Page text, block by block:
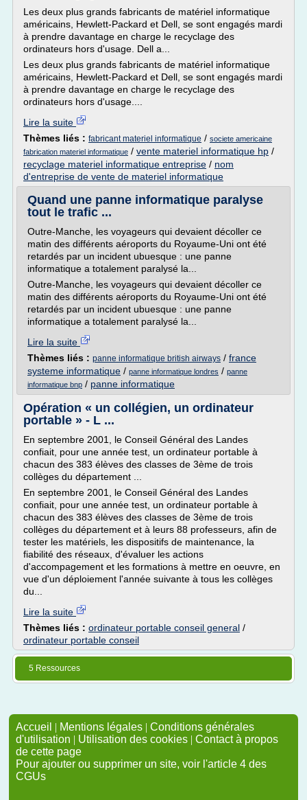
Les deux plus grands fabricants de matériel informatique
américains, Hewlett-Packard et Dell, se sont engagés mardi
à prendre davantage en charge le recyclage des
ordinateurs hors d'usage. Dell a...
Les deux plus grands fabricants de matériel informatique
américains, Hewlett-Packard et Dell, se sont engagés mardi
à prendre davantage en charge le recyclage des
ordinateurs hors d'usage....
Lire la suite
Thèmes liés : fabricant materiel informatique / societe americaine
fabrication materiel informatique / vente materiel informatique hp /
recyclage materiel informatique entreprise / nom
d'entreprise de vente de materiel informatique
Quand une panne informatique paralyse
tout le trafic ...
Outre-Manche, les voyageurs qui devaient décoller ce
matin des différents aéroports du Royaume-Uni ont été
retardés par un incident ubuesque : une panne
informatique a totalement paralysé la...
Outre-Manche, les voyageurs qui devaient décoller ce
matin des différents aéroports du Royaume-Uni ont été
retardés par un incident ubuesque : une panne
informatique a totalement paralysé la...
Lire la suite
Thèmes liés : panne informatique british airways / france
systeme informatique / panne informatique londres / panne
informatique bnp / panne informatique
Opération « un collégien, un ordinateur
portable » - L ...
En septembre 2001, le Conseil Général des Landes
confiait, pour une année test, un ordinateur portable à
chacun des 383 élèves des classes de 3ème de trois
collèges du département ...
En septembre 2001, le Conseil Général des Landes
confiait, pour une année test, un ordinateur portable à
chacun des 383 élèves des classes de 3ème de trois
collèges du département et à leurs 88 professeurs, afin de
tester les matériels, les dispositifs de maintenance, la
fiabilité des réseaux, d'évaluer les actions
d'accompagement et les formations à mettre en oeuvre, en
vue d'un déploiement l'année suivante à tous les collèges
du...
Lire la suite
Thèmes liés : ordinateur portable conseil general /
ordinateur portable conseil
5 Ressources
Accueil | Mentions légales | Conditions générales
d'utilisation | Utilisation des cookies | Contact à propos
de cette page
Pour ajouter ou supprimer un site, voir l'article 4 des
CGUs